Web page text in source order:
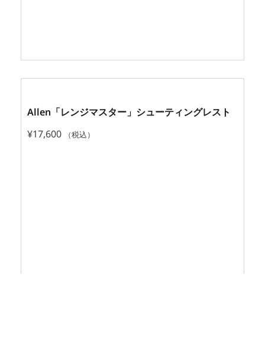
Allen「レンジマスター」シューティングレスト
¥17,600 （税込）